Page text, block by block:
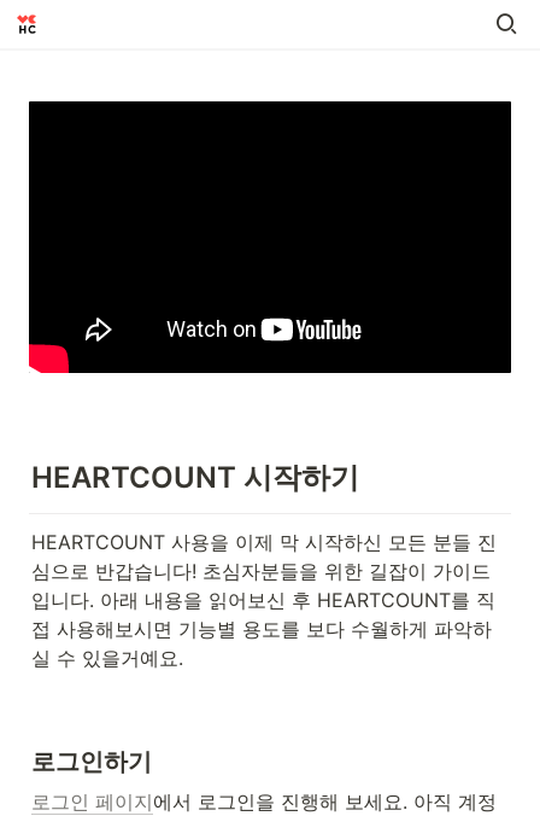
HEARTCOUNT 시작하기
HEARTCOUNT 사용을 이제 막 시작하신 모든 분들 진
심으로 반갑습니다! 초심자분들을 위한 길잡이 가이드
입니다. 아래 내용을 읽어보신 후 HEARTCOUNT를 직
접 사용해보시면 기능별 용도를 보다 수월하게 파악하
실 수 있을거예요.
로그인하기
로그인 페이지에서 로그인을 진행해 보세요. 아직 계정